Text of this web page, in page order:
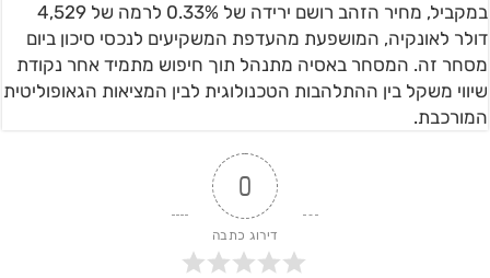
במקביל, מחיר הזהב רושם ירידה של 0.33% לרמה של 4,529
דולר לאונקיה, המושפעת מהעדפת המשקיעים לנכסי סיכון ביום
מסחר זה. המסחר באסיה מתנהל תוך חיפוש מתמיד אחר נקודת
שיווי משקל בין ההתלהבות הטכנולוגית לבין המציאות הגאופוליטית
המורכבת.
0
דירוג כתבה